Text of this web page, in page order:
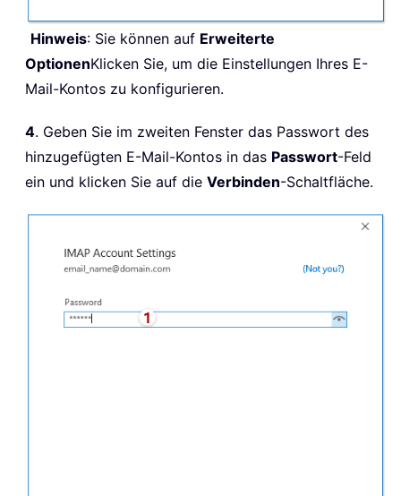
Hinweis: Sie können auf Erweiterte
OptionenKlicken Sie, um die Einstellungen Ihres E-
Mail-Kontos zu konfigurieren.
4. Geben Sie im zweiten Fenster das Passwort des
hinzugefügten E-Mail-Kontos in das Passwort-Feld
ein und klicken Sie auf die Verbinden-Schaltfläche.